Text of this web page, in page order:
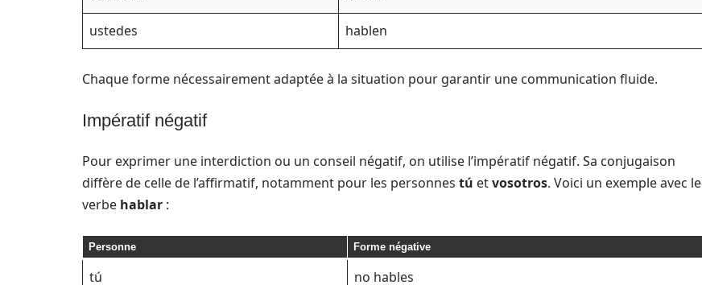
ustedes
hablen
Chaque forme nécessairement adaptée à la situation pour garantir une communication fluide.
Impératif négatif
Pour exprimer une interdiction ou un conseil négatif, on utilise l’impératif négatif. Sa conjugaison
diffère de celle de l’affirmatif, notamment pour les personnes tú etvosotros. Voici un exemple avec le
verbe hablar :
Personne Forme négative
tú no hables